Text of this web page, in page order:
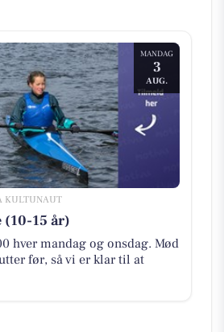
MANDAG
3
AUG.
KULTUNAUT
(10-15 år)
hver mandag og onsdag. Mød
før, så vi er klar til at